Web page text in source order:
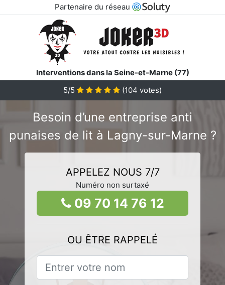
Partenaire du réseau
Interventions dans la Seine-et-Marne (77)
5/5
(104 votes)
Besoin d’une entreprise anti
punaises de lit à Lagny-sur-Marne ?
APPELEZ NOUS 7/7
Numéro non surtaxé
09 70 14 76 12
OU ÊTRE RAPPELÉ